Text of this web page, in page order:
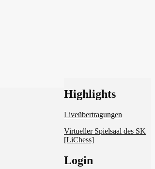
Schach in Lauffen
Highlights
Liveübertragungen
Virtueller Spielsaal des SK
[LiChess]
Login